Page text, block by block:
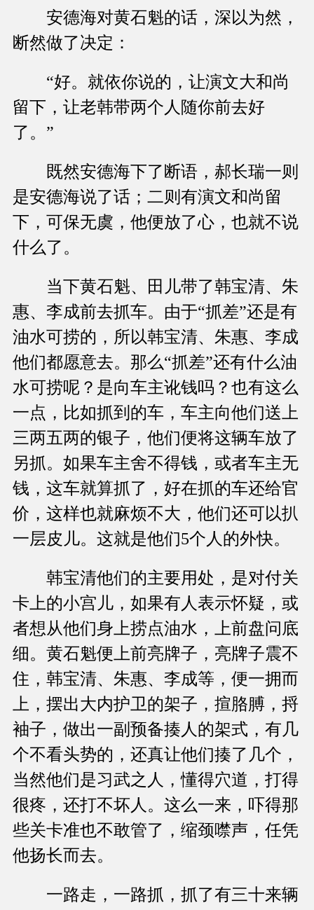
安德海对黄石魁的话，深以为然，
断然做了决定：
“好。就依你说的，让演文大和尚
留下，让老韩带两个人随你前去好
了。”
既然安德海下了断语，郝长瑞一则
是安德海说了话；二则有演文和尚留
下，可保无虞，他便放了心，也就不说
什么了。
当下黄石魁、田儿带了韩宝清、朱
惠、李成前去抓车。由于“抓差”还是有
油水可捞的，所以韩宝清、朱惠、李成
他们都愿意去。那么“抓差”还有什么油
水可捞呢？是向车主讹钱吗？也有这么
一点，比如抓到的车，车主向他们送上
三两五两的银子，他们便将这辆车放了
另抓。如果车主舍不得钱，或者车主无
钱，这车就算抓了，好在抓的车还给官
价，这样也就麻烦不大，他们还可以扒
一层皮儿。这就是他们5个人的外快。
韩宝清他们的主要用处，是对付关
卡上的小宫儿，如果有人表示怀疑，或
者想从他们身上捞点油水，上前盘问底
细。黄石魁便上前亮牌子，亮牌子震不
住，韩宝清、朱惠、李成等，便一拥而
上，摆出大内护卫的架子，揎胳膊，捋
袖子，做出一副预备揍人的架式，有几
个不看头势的，还真让他们揍了几个，
当然他们是习武之人，懂得穴道，打得
很疼，还打不坏人。这么一来，吓得那
些关卡准也不敢管了，缩颈噤声，任凭
他扬长而去。
一路走，一路抓，抓了有三十来辆